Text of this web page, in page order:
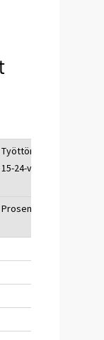
Työttömyysaste,
15-24-vuotiaat
Prosenttia, %